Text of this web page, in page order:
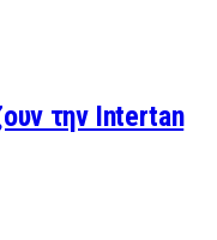
την Intertan